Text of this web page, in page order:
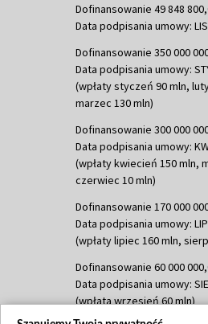
Dofinansowanie 49 848
Data podpisania umowy:
Dofinansowanie 350 000
Data podpisania umowy:
(wpłaty styczeń 90 mln,
marzec 130 mln)
Dofinansowanie 300 000
Data podpisania umowy:
(wpłaty kwiecień 150 mln,
czerwiec 10 mln)
Dofinansowanie 170 000
Data podpisania umowy:
(wpłaty lipiec 160 mln,
Dofinansowanie 60 000
Data podpisania umowy:
(wpłata wrzesień 60 mln)